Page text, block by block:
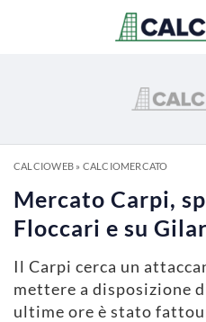
CALCIOWEB» CALCIOMERCATO
Mercato Carpi,
Floccari e su
Il Carpi cerca un
mettere a disposizione
ultime ore è stato